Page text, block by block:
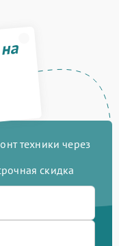
техники через
скидка